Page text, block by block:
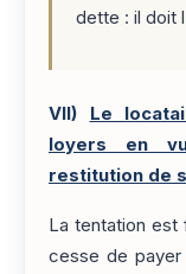
dette : il doit
VII) Le
loyers en
restitution de
La tentation est
cesse de payer